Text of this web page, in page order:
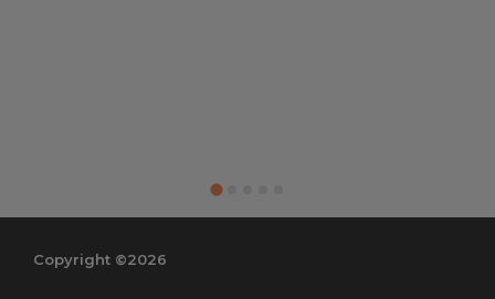
Copyright ©2026